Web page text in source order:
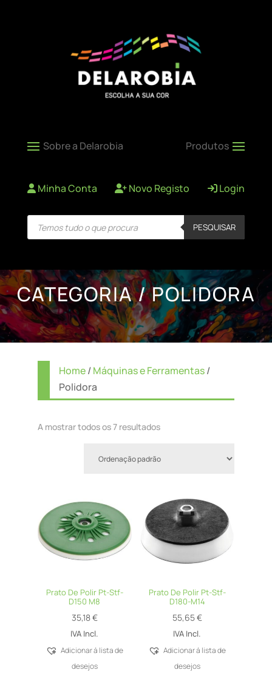
Minha Conta Novo Registo Login
Products
search PESQUISAR
CATEGORIA / POLIDORA
Home/Máquinas e Ferramentas/
Polidora
A mostrar todos os 7 resultados
Prato De Polir Pt-Stf-
D150 M8
35,18€
IVA Incl.
Adicionar á lista de
desejos
Prato De Polir Pt-Stf-
D180-M14
55,65€
IVA Incl.
Adicionar á lista de
desejos